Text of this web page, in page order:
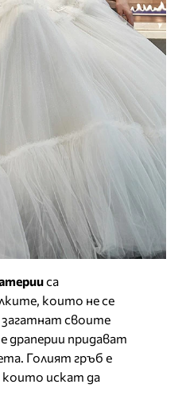
са
които не се
загатнат своите
драперии придават
Голият гръб е
които искат да